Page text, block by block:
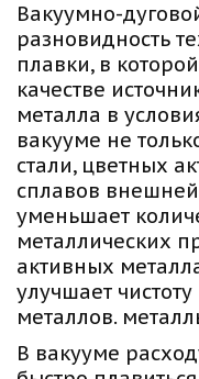
Вакуумно-
разновидность
плавки, в
качестве
металла в
вакууме не
стали, цветных
сплавов
уменьшает
металлических
активных
улучшает
металлов.
В вакууме